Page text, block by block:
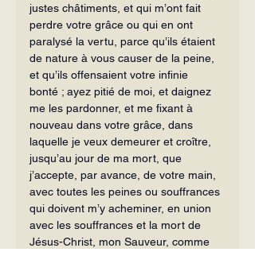
justes châtiments, et qui m’ont fait
perdre votre grâce ou qui en ont
paralysé la vertu, parce qu’ils étaient
de nature à vous causer de la peine,
et qu’ils offensaient votre infinie
bonté ; ayez pitié de moi, et daignez
me les pardonner, et me fixant à
nouveau dans votre grâce, dans
laquelle je veux demeurer et croître,
jusqu’au jour de ma mort, que
j’accepte, par avance, de votre main,
avec toutes les peines ou souffrances
qui doivent m’y acheminer, en union
avec les souffrances et la mort de
Jésus-Christ, mon Sauveur, comme